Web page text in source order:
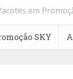
em
SKY